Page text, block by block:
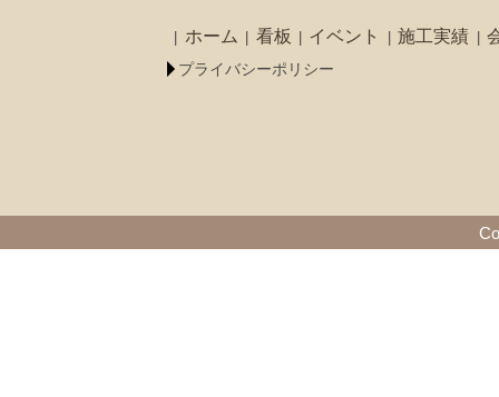
ホーム 看板 イベント 施工実績
プライバシーポリシー